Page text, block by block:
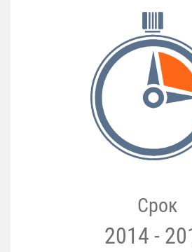
Срок
2014 -